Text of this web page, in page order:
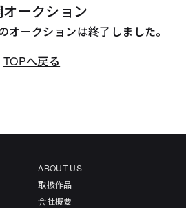
ークション
オークションは終了しました。
TOPへ戻る
ABOUT US
取扱作品
会社概要